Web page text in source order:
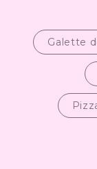
Galette